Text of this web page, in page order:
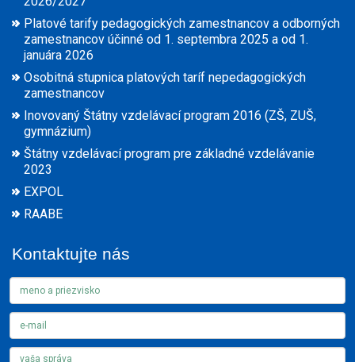
Platové tarify pedagogických zamestnancov a odborných
zamestnancov účinné od 1. septembra 2025 a od 1.
januára 2026
Osobitná stupnica platových taríf nepedagogických
zamestnancov
Inovovaný Štátny vzdelávací program 2016 (ZŠ, ZUŠ,
gymnázium)
Štátny vzdelávací program pre základné vzdelávanie
2023
EXPOL
RAABE
Kontaktujte nás